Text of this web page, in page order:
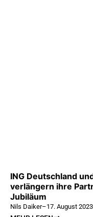
ING Deutschland
verlängern ihre
Jubiläum
Nils Daiker–17. August 2023